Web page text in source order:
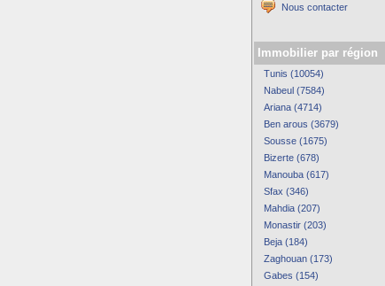
Nous contacter
Immobilier par région
Tunis (10054)
Nabeul (7584)
Ariana (4714)
Ben arous (3679)
Sousse (1675)
Bizerte (678)
Manouba (617)
Sfax (346)
Mahdia (207)
Monastir (203)
Beja (184)
Zaghouan (173)
Gabes (154)